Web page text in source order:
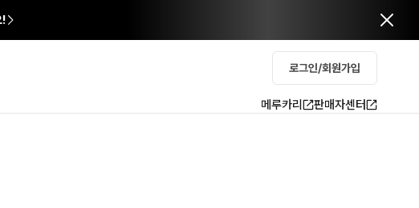
!
로그인/회원가입
메루카리 판매자센터